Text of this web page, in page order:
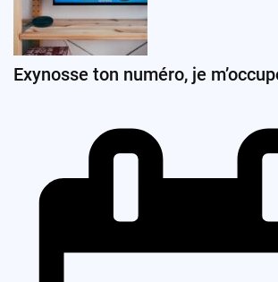
Exynosse ton numéro, je